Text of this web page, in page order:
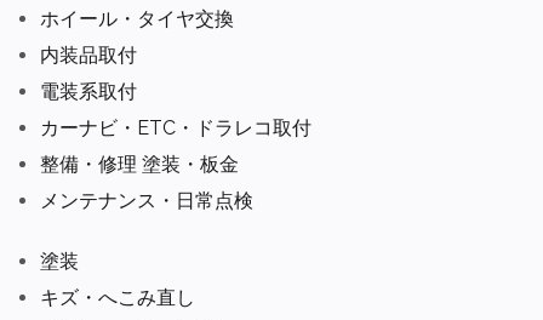
ホイール・タイヤ交換
内装品取付
電装系取付
カーナビ・ETC・ドラレコ取付
整備・修理 塗装・板金
メンテナンス・日常点検
塗装
キズ・へこみ直し